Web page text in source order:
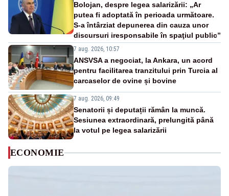
Bolojan, despre legea salarizării: „Ar
putea fi adoptată în perioada următoare.
S-a întârziat depunerea din cauza unor
discursuri iresponsabile în spaţiul public”
7 aug. 2026, 10:57
ANSVSA a negociat, la Ankara, un acord
pentru facilitarea tranzitului prin Turcia al
carcaselor de ovine și bovine
7 aug. 2026, 09:49
Senatorii și deputații rămân la muncă.
Sesiunea extraordinară, prelungită până
la votul pe legea salarizării
ECONOMIE